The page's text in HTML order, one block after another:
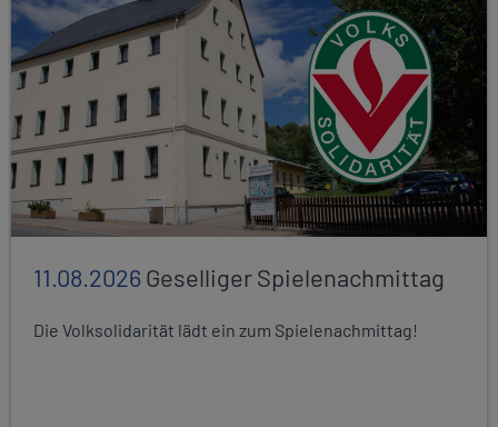
11.08.2026Geselliger Spielenachmittag
Die Volksolidarität lädt ein zum Spielenachmittag!